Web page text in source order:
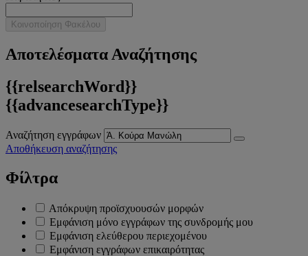
Κοινοποίηση Φακέλου
Αποτελέσματα Αναζήτησης
{{relsearchWord}}
{{advancesearchType}}
Αναζήτηση εγγράφων
Αποθήκευση αναζήτησης
Φίλτρα
Απόκρυψη προϊσχυουσών μορφών
Εμφάνιση μόνο εγγράφων της συνδρομής μου
Εμφάνιση ελεύθερου περιεχομένου
Εμφάνιση εγγράφων επικαιρότητας